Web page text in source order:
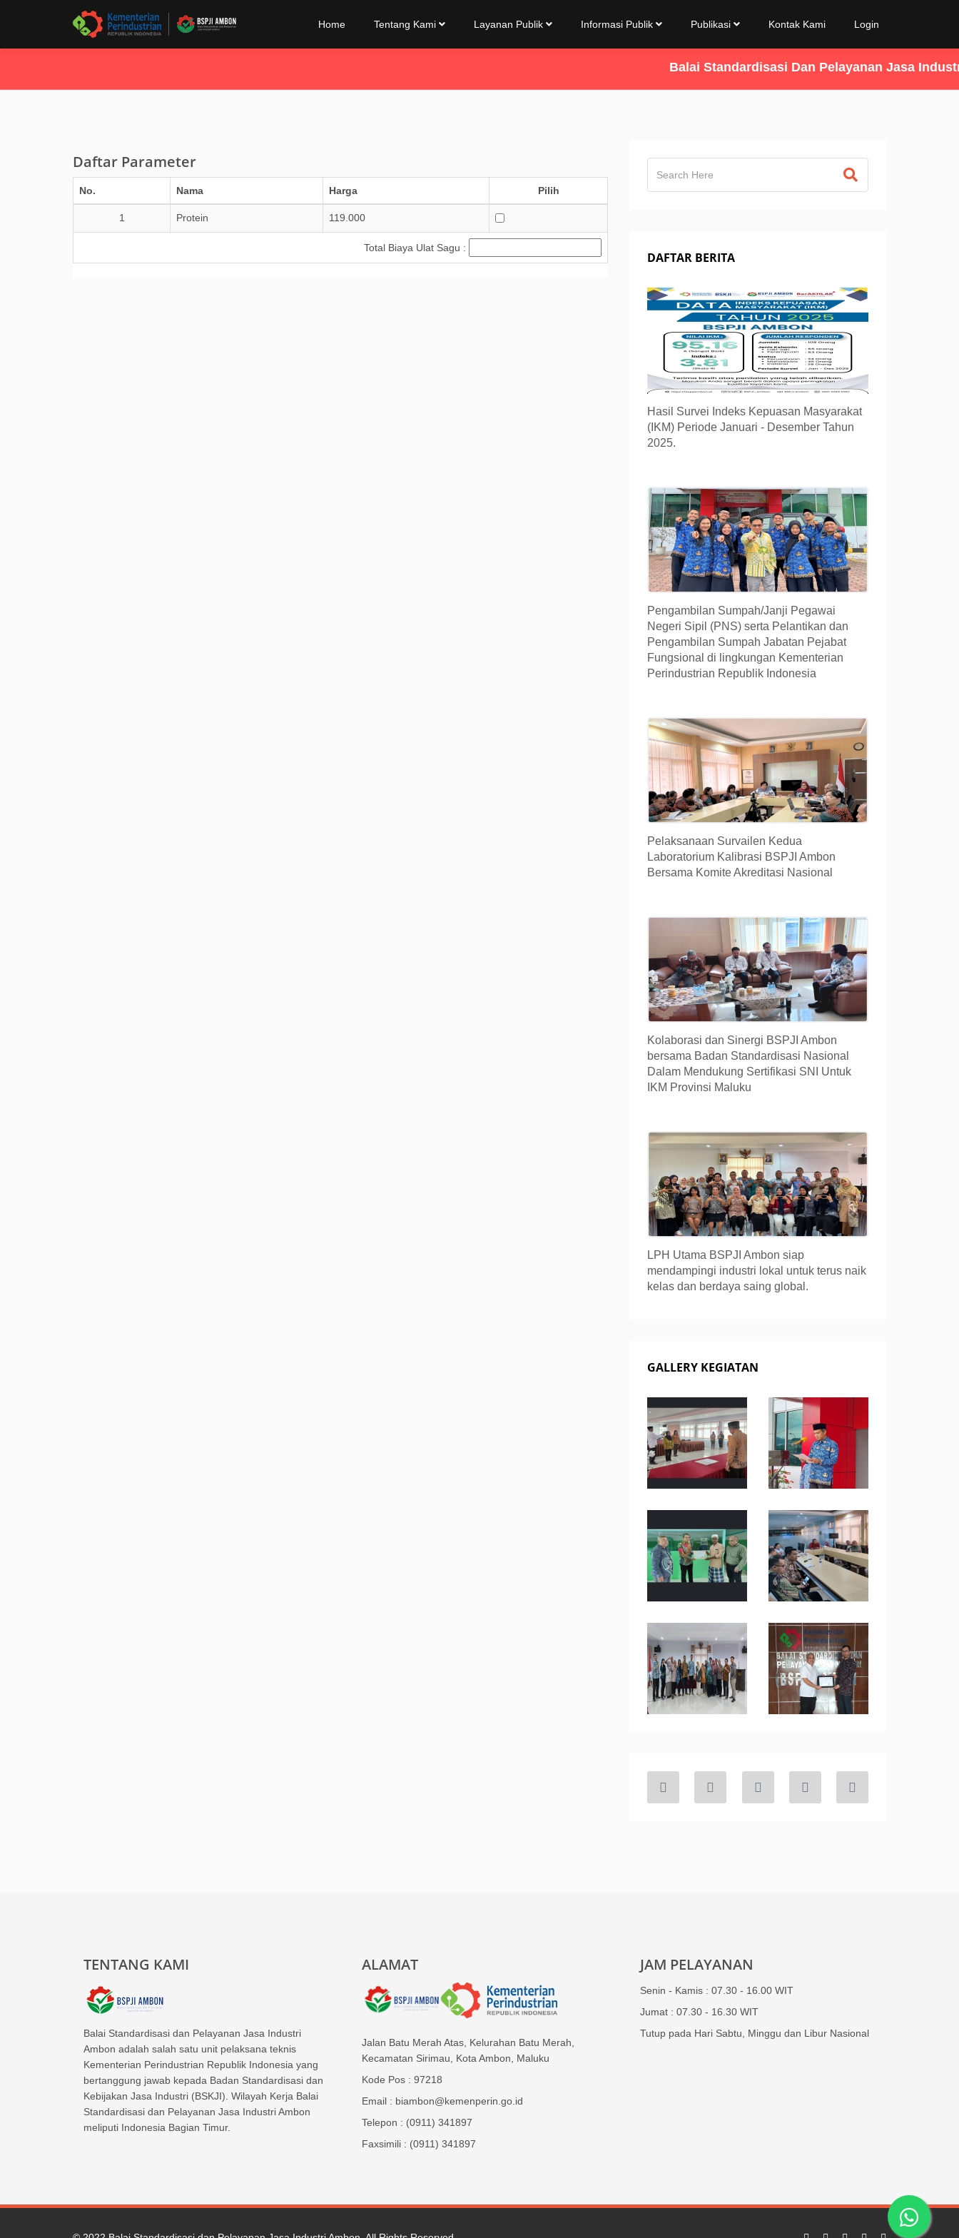
Home Tentang Kami Layanan Publik Informasi Publik Publikasi Kontak Kami Login
Balai Standardisasi Dan Pelayanan Jasa Industri
Daftar Parameter
No. Nama Harga Pilih
1 Protein 119.000
Total Biaya Ulat Sagu :
DAFTAR BERITA
Hasil Survei Indeks Kepuasan Masyarakat
(IKM) Periode Januari - Desember Tahun
2025.
Pengambilan Sumpah/Janji Pegawai
Negeri Sipil (PNS) serta Pelantikan dan
Pengambilan Sumpah Jabatan Pejabat
Fungsional di lingkungan Kementerian
Perindustrian Republik Indonesia
Pelaksanaan Survailen Kedua
Laboratorium Kalibrasi BSPJI Ambon
Bersama Komite Akreditasi Nasional
Kolaborasi dan Sinergi BSPJI Ambon
bersama Badan Standardisasi Nasional
Dalam Mendukung Sertifikasi SNI Untuk
IKM Provinsi Maluku
LPH Utama BSPJI Ambon siap
mendampingi industri lokal untuk terus naik
kelas dan berdaya saing global.
GALLERY KEGIATAN
TENTANG KAMI
Balai Standardisasi dan Pelayanan Jasa Industri
Ambon adalah salah satu unit pelaksana teknis
Kementerian Perindustrian Republik Indonesia yang
bertanggung jawab kepada Badan Standardisasi dan
Kebijakan Jasa Industri (BSKJI). Wilayah Kerja Balai
Standardisasi dan Pelayanan Jasa Industri Ambon
meliputi Indonesia Bagian Timur.
ALAMAT
Jalan Batu Merah Atas, Kelurahan Batu Merah,
Kecamatan Sirimau, Kota Ambon, Maluku
Kode Pos : 97218
Email : biambon@kemenperin.go.id
Telepon : (0911) 341897
Faxsimili : (0911) 341897
JAM PELAYANAN
Senin - Kamis : 07.30 - 16.00 WIT
Jumat : 07.30 - 16.30 WIT
Tutup pada Hari Sabtu, Minggu dan Libur Nasional